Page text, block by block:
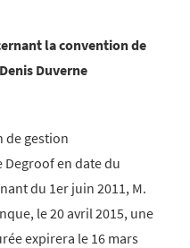
la convention de
Duverne
de gestion
en date du
du 1er juin 2011, M.
le 20 avril 2015, une
expirera le 16 mars